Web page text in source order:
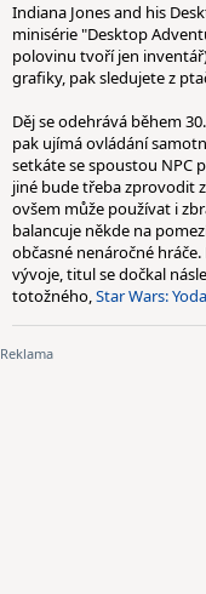
Indiana Jones and his
minisérie "Desktop
polovinu tvoří jen
grafiky, pak sledujete z
Děj se odehrává během
pak ujímá ovládání
setkáte se spoustou NPC
jiné bude třeba zprovodit
ovšem může používat i
balancuje někde na
občasné nenáročné
vývoje, titul se dočkal
totožného,Star Wars: